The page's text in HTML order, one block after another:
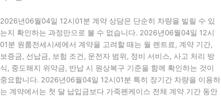
2026년06월04일 12시01분 계약 상담은 단순히 차량을 빌릴 수 있
는지 확인하는 과정만으로 볼 수 없습니다. 2026년06월04일 12시
01분 원룸전세시세에서 계약을 고려할 때는 월 렌트료, 계약 기간,
보증금, 선납금, 보험 조건, 운전자 범위, 정비 서비스, 사고 처리 방
식, 중도해지 위약금, 반납 시 원상복구 기준을 함께 확인하는 것이
중요합니다. 2026년06월04일 12시01분 특히 장기간 차량을 이용하
는 계약에서는 첫 달 납입금보다 가죽펜케이스 전체 계약 기간 동안